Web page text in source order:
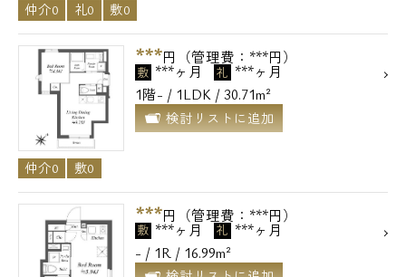
仲介0 礼0 敷0
***円（管理費：***円）
敷 ***ヶ月 礼 ***ヶ月
1階- / 1LDK / 30.71m²
検討リストに追加
仲介0 敷0
***円（管理費：***円）
敷 ***ヶ月 礼 ***ヶ月
- / 1R / 16.99m²